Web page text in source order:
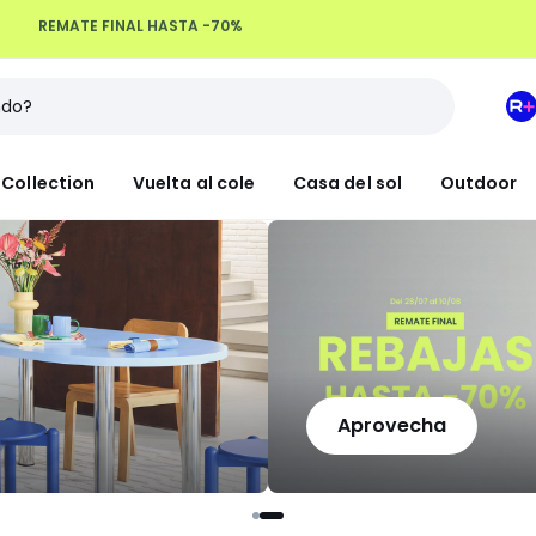
Devoluciones hasta 100 días
Collection Vuelta al cole Casa del sol Outdoor
Mi
Aprovecha